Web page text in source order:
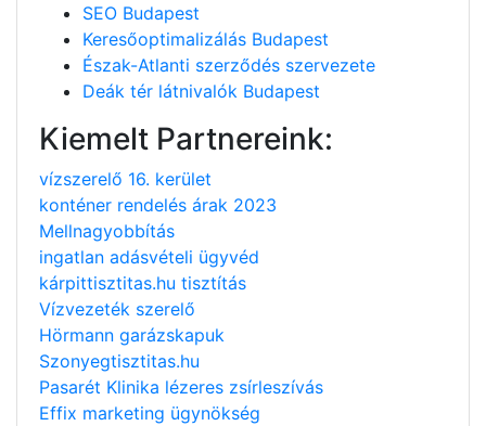
SEO Budapest
Keresőoptimalizálás Budapest
Észak-Atlanti szerződés szervezete
Deák tér látnivalók Budapest
Kiemelt Partnereink:
vízszerelő 16. kerület
konténer rendelés árak 2023
Mellnagyobbítás
ingatlan adásvételi ügyvéd
kárpittisztitas.hu tisztítás
Vízvezeték szerelő
Hörmann garázskapuk
Szonyegtisztitas.hu
Pasarét Klinika lézeres zsírleszívás
Effix marketing ügynökség